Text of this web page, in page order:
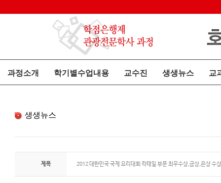
과정소개 학기별수업내용 교수진 생생뉴스 교
생생뉴스
제목 2012 대한민국 국제 요리대회 칵테일 부문 최우수상,금상,은상 수